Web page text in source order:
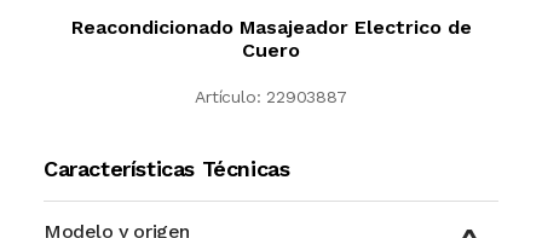
Reacondicionado Masajeador Electrico de
Cuero
Artículo: 22903887
Características Técnicas
Modelo y origen